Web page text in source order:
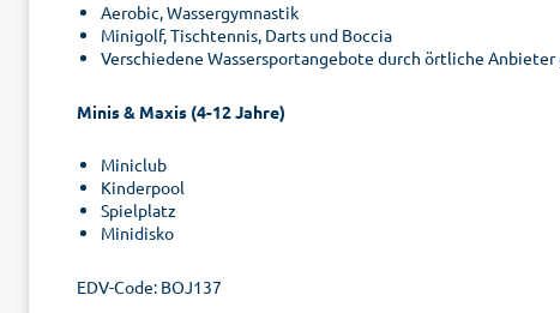
Aerobic, Wassergymnastik
Minigolf, Tischtennis, Darts und Boccia
Verschiedene Wassersportangebote durch örtliche Anbieter
Minis & Maxis (4-12 Jahre)
Miniclub
Kinderpool
Spielplatz
Minidisko
EDV-Code: BOJ137